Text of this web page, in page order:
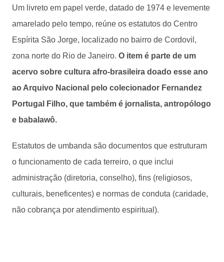
Um livreto em papel verde, datado de 1974 e levemente
amarelado pelo tempo, reúne os estatutos do Centro
Espírita São Jorge, localizado no bairro de Cordovil,
zona norte do Rio de Janeiro. O item é parte de um
acervo sobre cultura afro-brasileira doado esse ano
ao Arquivo Nacional pelo colecionador Fernandez
Portugal Filho, que também é jornalista, antropólogo
e babalawô.
Estatutos de umbanda são documentos que estruturam
o funcionamento de cada terreiro, o que inclui
administração (diretoria, conselho), fins (religiosos,
culturais, beneficentes) e normas de conduta (caridade,
não cobrança por atendimento espiritual).